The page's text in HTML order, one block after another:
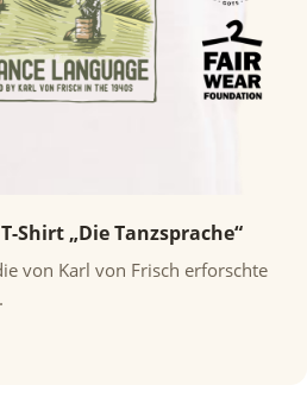
Shirt „Die Tanzsprache“
von Karl von Frisch erforschte